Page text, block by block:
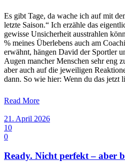
Es gibt Tage, da wache ich auf mit
letzte Saison.“ Ich erzähle das
gewisse Unsicherheit ausstrahlen
% meines Überlebens auch am
erwähnt, hängen David der Sportler
Augen mancher Menschen sehr eng
aber auch auf die jeweiligen
dann. So wie hier: Wenn du das jetzt
Read More
21. April 2026
10
0
Ready. Nicht perfekt – aber